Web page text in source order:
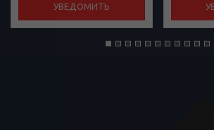
УВЕДОМИТЬ